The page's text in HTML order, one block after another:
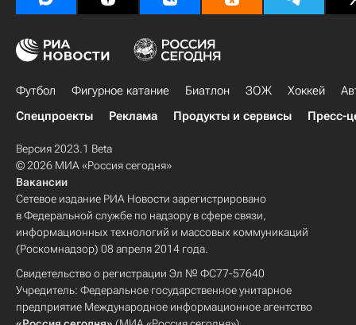
Футбол Фигурное катание Биатлон ЗОЖ Хоккей
Спецпроекты
Реклама Продукты и сервисы Пресс-
Версия 2023.1 Beta
© 2026 МИА «Россия сегодня»
Вакансии
Сетевое издание РИА Новости зарегистрировано
в Федеральной службе по надзору в сфере связи,
информационных технологий и массовых коммуникаций
(Роскомнадзор) 08 апреля 2014 года.
Свидетельство о регистрации Эл № ФС77-57640
Учредитель: Федеральное государственное унитарное
предприятие Международное информационное агентство